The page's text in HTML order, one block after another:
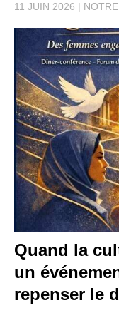
11 JUIN 2026
Quand la
un
repenser le